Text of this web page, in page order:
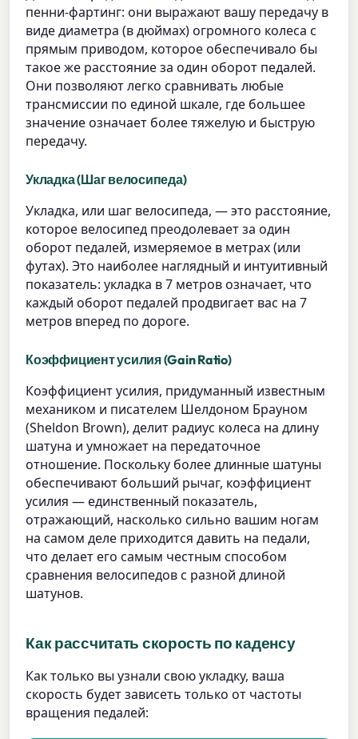
пенни-фартинг: они выражают вашу передачу в
виде диаметра (в дюймах) огромного колеса с
прямым приводом, которое обеспечивало бы
такое же расстояние за один оборот педалей.
Они позволяют легко сравнивать любые
трансмиссии по единой шкале, где большее
значение означает более тяжелую и быструю
передачу.
Укладка (Шаг велосипеда)
Укладка, или шаг велосипеда, — это расстояние,
которое велосипед преодолевает за один
оборот педалей, измеряемое в метрах (или
футах). Это наиболее наглядный и интуитивный
показатель: укладка в 7 метров означает, что
каждый оборот педалей продвигает вас на 7
метров вперед по дороге.
Коэффициент усилия (Gain Ratio)
Коэффициент усилия, придуманный известным
механиком и писателем Шелдоном Брауном
(Sheldon Brown), делит радиус колеса на длину
шатуна и умножает на передаточное
отношение. Поскольку более длинные шатуны
обеспечивают больший рычаг, коэффициент
усилия — единственный показатель,
отражающий, насколько сильно вашим ногам
на самом деле приходится давить на педали,
что делает его самым честным способом
сравнения велосипедов с разной длиной
шатунов.
Как рассчитать скорость по каденсу
Как только вы узнали свою укладку, ваша
скорость будет зависеть только от частоты
вращения педалей: